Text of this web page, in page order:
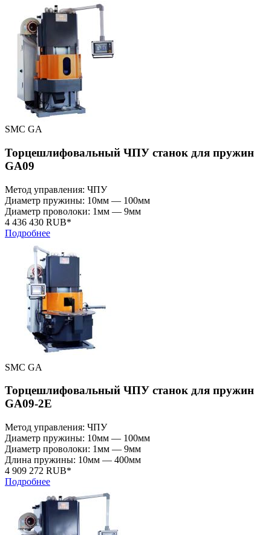
SMC GA
Торцешлифовальный ЧПУ станок для пружин
GA09
Метод управления: ЧПУ
Диаметр пружины: 10мм — 100мм
Диаметр проволоки: 1мм — 9мм
4 436 430 RUB*
Подробнее
SMC GA
Торцешлифовальный ЧПУ станок для пружин
GA09-2E
Метод управления: ЧПУ
Диаметр пружины: 10мм — 100мм
Диаметр проволоки: 1мм — 9мм
Длина пружины: 10мм — 400мм
4 909 272 RUB*
Подробнее